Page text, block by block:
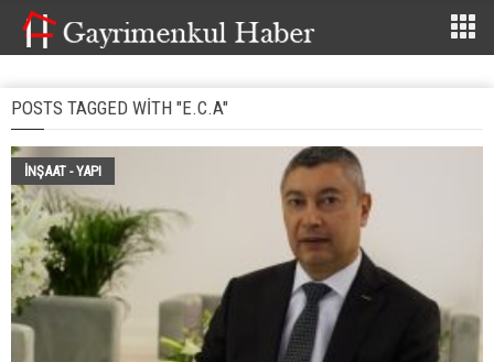
POSTS TAGGED WITH "E.C.A"
İNŞAAT - YAPI